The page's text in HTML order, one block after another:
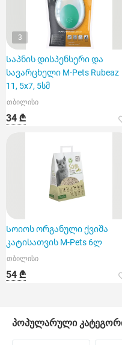
3
Საპნის დისპენსერი და
სავარცხელი M-Pets Rubeaz
11, 5x7, 5სმ
თბილისი
34 ₾
Სოიოს ორგანული ქვიშა
კატისათვის M-Pets 6ლ
თბილისი
54 ₾
პოპულარული